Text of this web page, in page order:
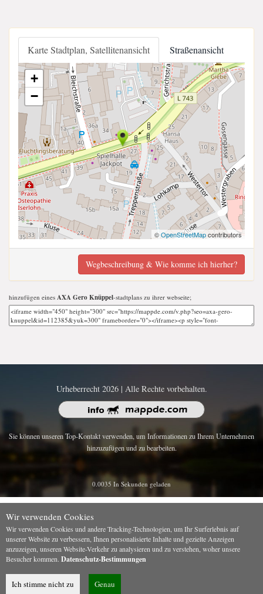
Karte Stadtplan, Satellitenansicht Straßenansicht
+
−
©OpenStreetMapcontributors
Wegbeschreibung & Wie komme ich hierher?
hinzufügen eines AXA Gero Knüppel-stadtplans zu ihrer webseite;
Urheberrecht 2026 | Alle Rechte vorbehalten.
Sie können unseren Top-Kontakt verwenden, um Informationen zu Ihrem Unternehmen
hinzuzufügen und zu bearbeiten.
0.0035 In Sekunden geladen
Wir verwenden Cookies
Wir verwenden Cookies und andere Tracking-Technologien, um Ihr Surferlebnis auf
unserer Website zu verbessern, Ihnen personalisierte Inhalte und gezielte Anzeigen
anzuzeigen, unseren Website-Verkehr zu analysieren und zu verstehen, woher unsere
Besucher kommen. Datenschutz-Bestimmungen
Ich stimme nicht zu Genau